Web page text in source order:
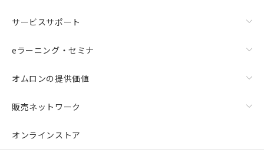
サービスサポート
eラーニング・セミナ
オムロンの提供価値
販売ネットワーク
オンラインストア